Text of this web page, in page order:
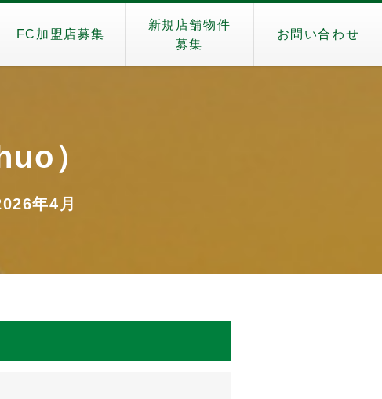
FC加盟店募集
新規店舗物件
募集
お問い合わせ
）
年4月